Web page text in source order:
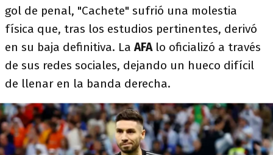
gol de penal, "Cachete" sufrió una molestia
física que, tras los estudios pertinentes, derivó
en su baja definitiva. LaAFAlo oficializó a través
de sus redes sociales, dejando un hueco difícil
de llenar en la banda derecha.